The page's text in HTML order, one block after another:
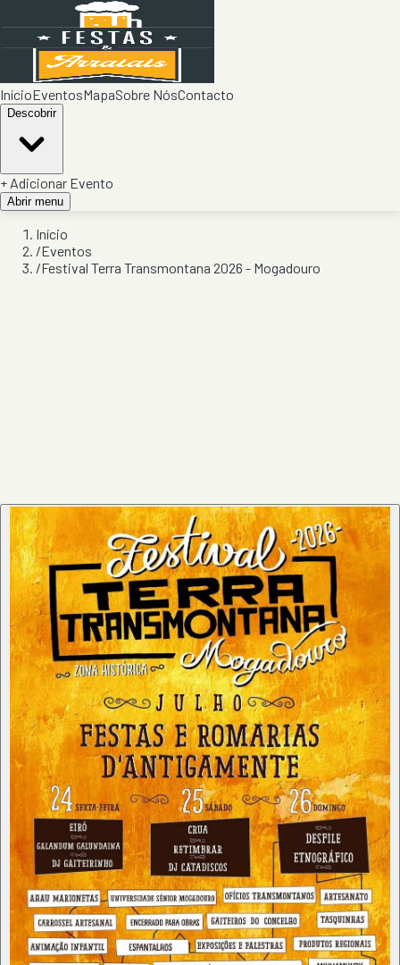
InícioEventosMapaSobre NósContacto
Descobrir
+ Adicionar Evento
Abrir menu
Início
/Eventos
/Festival Terra Transmontana 2026 - Mogadouro